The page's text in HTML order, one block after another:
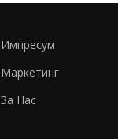
Импресум
Маркетинг
За Нас